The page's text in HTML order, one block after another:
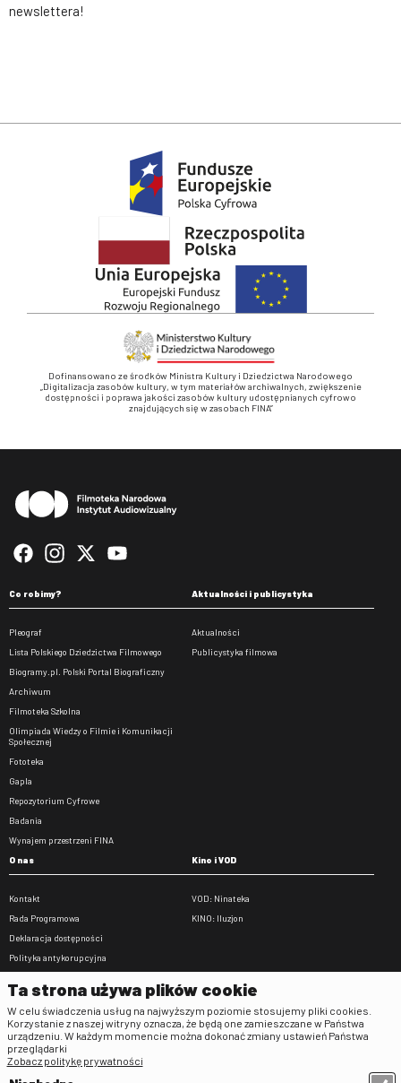
newslettera!
Dofinansowano ze środków Ministra Kultury i Dziedzictwa Narodowego
„Digitalizacja zasobów kultury, w tym materiałów archiwalnych, zwiększenie
dostępności i poprawa jakości zasobów kultury udostępnianych cyfrowo
znajdujących się w zasobach FINA”
Co robimy?
Pleograf
Lista Polskiego Dziedzictwa Filmowego
Biogramy.pl. Polski Portal Biograficzny
Archiwum
Filmoteka Szkolna
Olimpiada Wiedzy o Filmie i Komunikacji
Społecznej
Fototeka
Gapla
Repozytorium Cyfrowe
Badania
Wynajem przestrzeni FINA
Aktualności i publicystyka
Aktualności
Publicystyka filmowa
O nas
Kontakt
Rada Programowa
Deklaracja dostępności
Polityka antykorupcyjna
Zamówienia publiczne
Praca w FINA
Kino i VOD
VOD: Ninateka
KINO: Iluzjon
Regulaminy
Ta strona używa plików cookie
W celu świadczenia usług na najwyższym poziomie stosujemy pliki cookies.
Korzystanie z naszej witryny oznacza, że będą one zamieszczane w Państwa
urządzeniu. W każdym momencie można dokonać zmiany ustawień Państwa
przeglądarki
Zobacz politykę prywatności